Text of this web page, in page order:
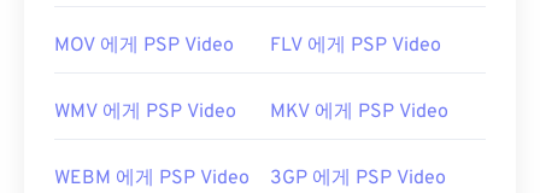
MOV 에게 PSP Video FLV 에게 PSP Video
WMV 에게 PSP Video MKV 에게 PSP Video
WEBM 에게 PSP Video 3GP 에게 PSP Video